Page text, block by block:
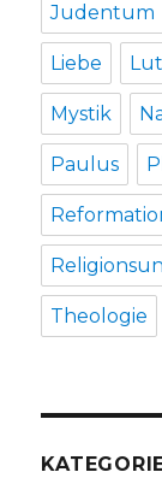
Judentum
Liebe
Mystik
Paulus
Theologie